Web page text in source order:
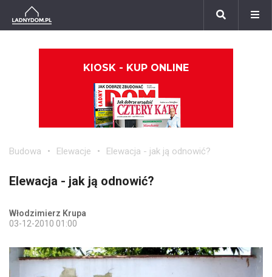
KIOSK - KUP ONLINE
Budowa Elewacje Elewacja - jak ją odnowić?
Elewacja - jak ją odnowić?
Włodzimierz Krupa
03-12-2010 01:00